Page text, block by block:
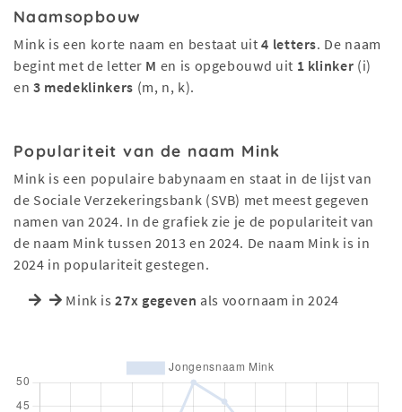
Naamsopbouw
Mink is een korte naam en bestaat uit4 letters. De naam
begint met de letter M en is opgebouwd uit 1 klinker (i)
en 3 medeklinkers (m, n, k).
Populariteit van de naam Mink
Mink is een populaire babynaam en staat in de lijst van
de Sociale Verzekeringsbank (SVB) met meest gegeven
namen van 2024. In de grafiek zie je de populariteit van
de naam Mink tussen 2013 en 2024. De naam Mink is in
2024 in populariteit gestegen.
Mink is27x gegeven als voornaam in 2024